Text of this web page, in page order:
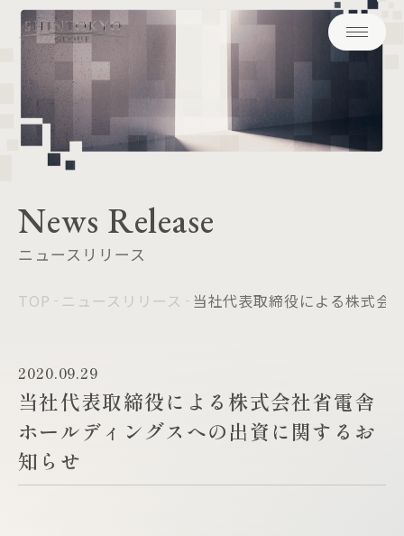
News Release
ニュースリリース
TOP ニュースリリース 当社代表取締役による株式会
2020.09.29
当社代表取締役による株式会社省電舎
ホールディングスへの出資に関するお
知らせ